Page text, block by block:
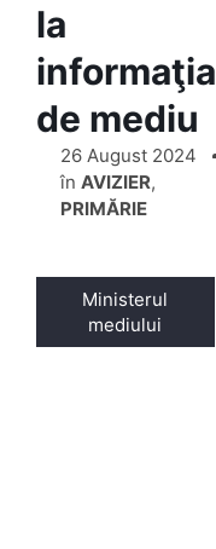
la
informaţia
de mediu
26 August 2024
în AVIZIER,
PRIMĂRIE
Ministerul
mediului